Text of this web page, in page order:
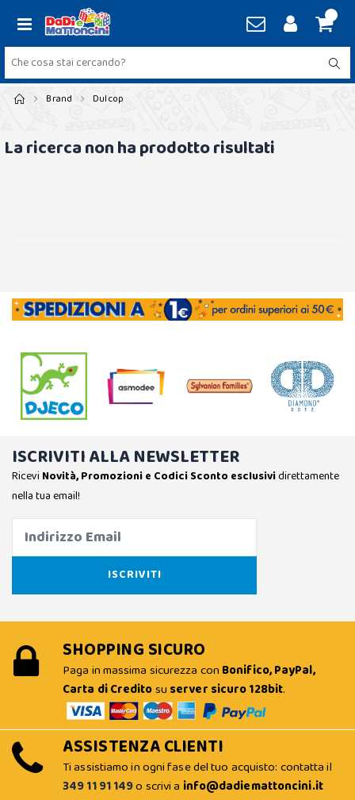
Brand Dulcop
La ricerca non ha prodotto risultati
ISCRIVITI ALLA NEWSLETTER
Ricevi Novità, Promozioni e Codici Sconto esclusividirettamente
nella tua email!
SHOPPING SICURO
Paga in massima sicurezza con Bonifico, PayPal,
Carta di Creditosu server sicuro 128bit.
ASSISTENZA CLIENTI
Ti assistiamo in ogni fase del tuo acquisto: contatta il
349 11 91 149o scrivi a info@dadiemattoncini.it